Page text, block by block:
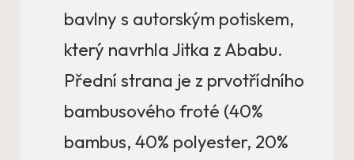
bavlny s autorským potiskem,
který navrhla Jitka z Ababu.
Přední strana je z prvotřídního
bambusového froté (40%
bambus, 40% polyester, 20%